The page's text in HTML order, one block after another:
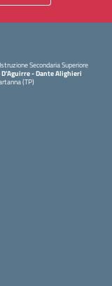
Secondaria Superiore
D'Aguirre - Dante Alighieri
(TP)